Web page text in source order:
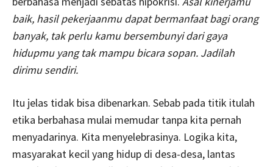
baik, hasil pekerjaanmu dapat bermanfaat bagi orang
banyak, tak perlu kamu bersembunyi dari gaya
hidupmu yang tak mampu bicara sopan. Jadilah
dirimu sendiri.
Itu jelas tidak bisa dibenarkan. Sebab pada titik itulah
etika berbahasa mulai memudar tanpa kita pernah
menyadarinya. Kita menyelebrasinya. Logika kita,
masyarakat kecil yang hidup di desa-desa, lantas